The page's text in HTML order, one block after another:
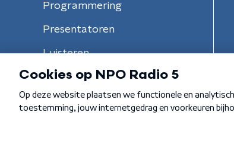
Programmering
Presentatoren
Luisteren
Algemene voorwaarden Privacybeleid